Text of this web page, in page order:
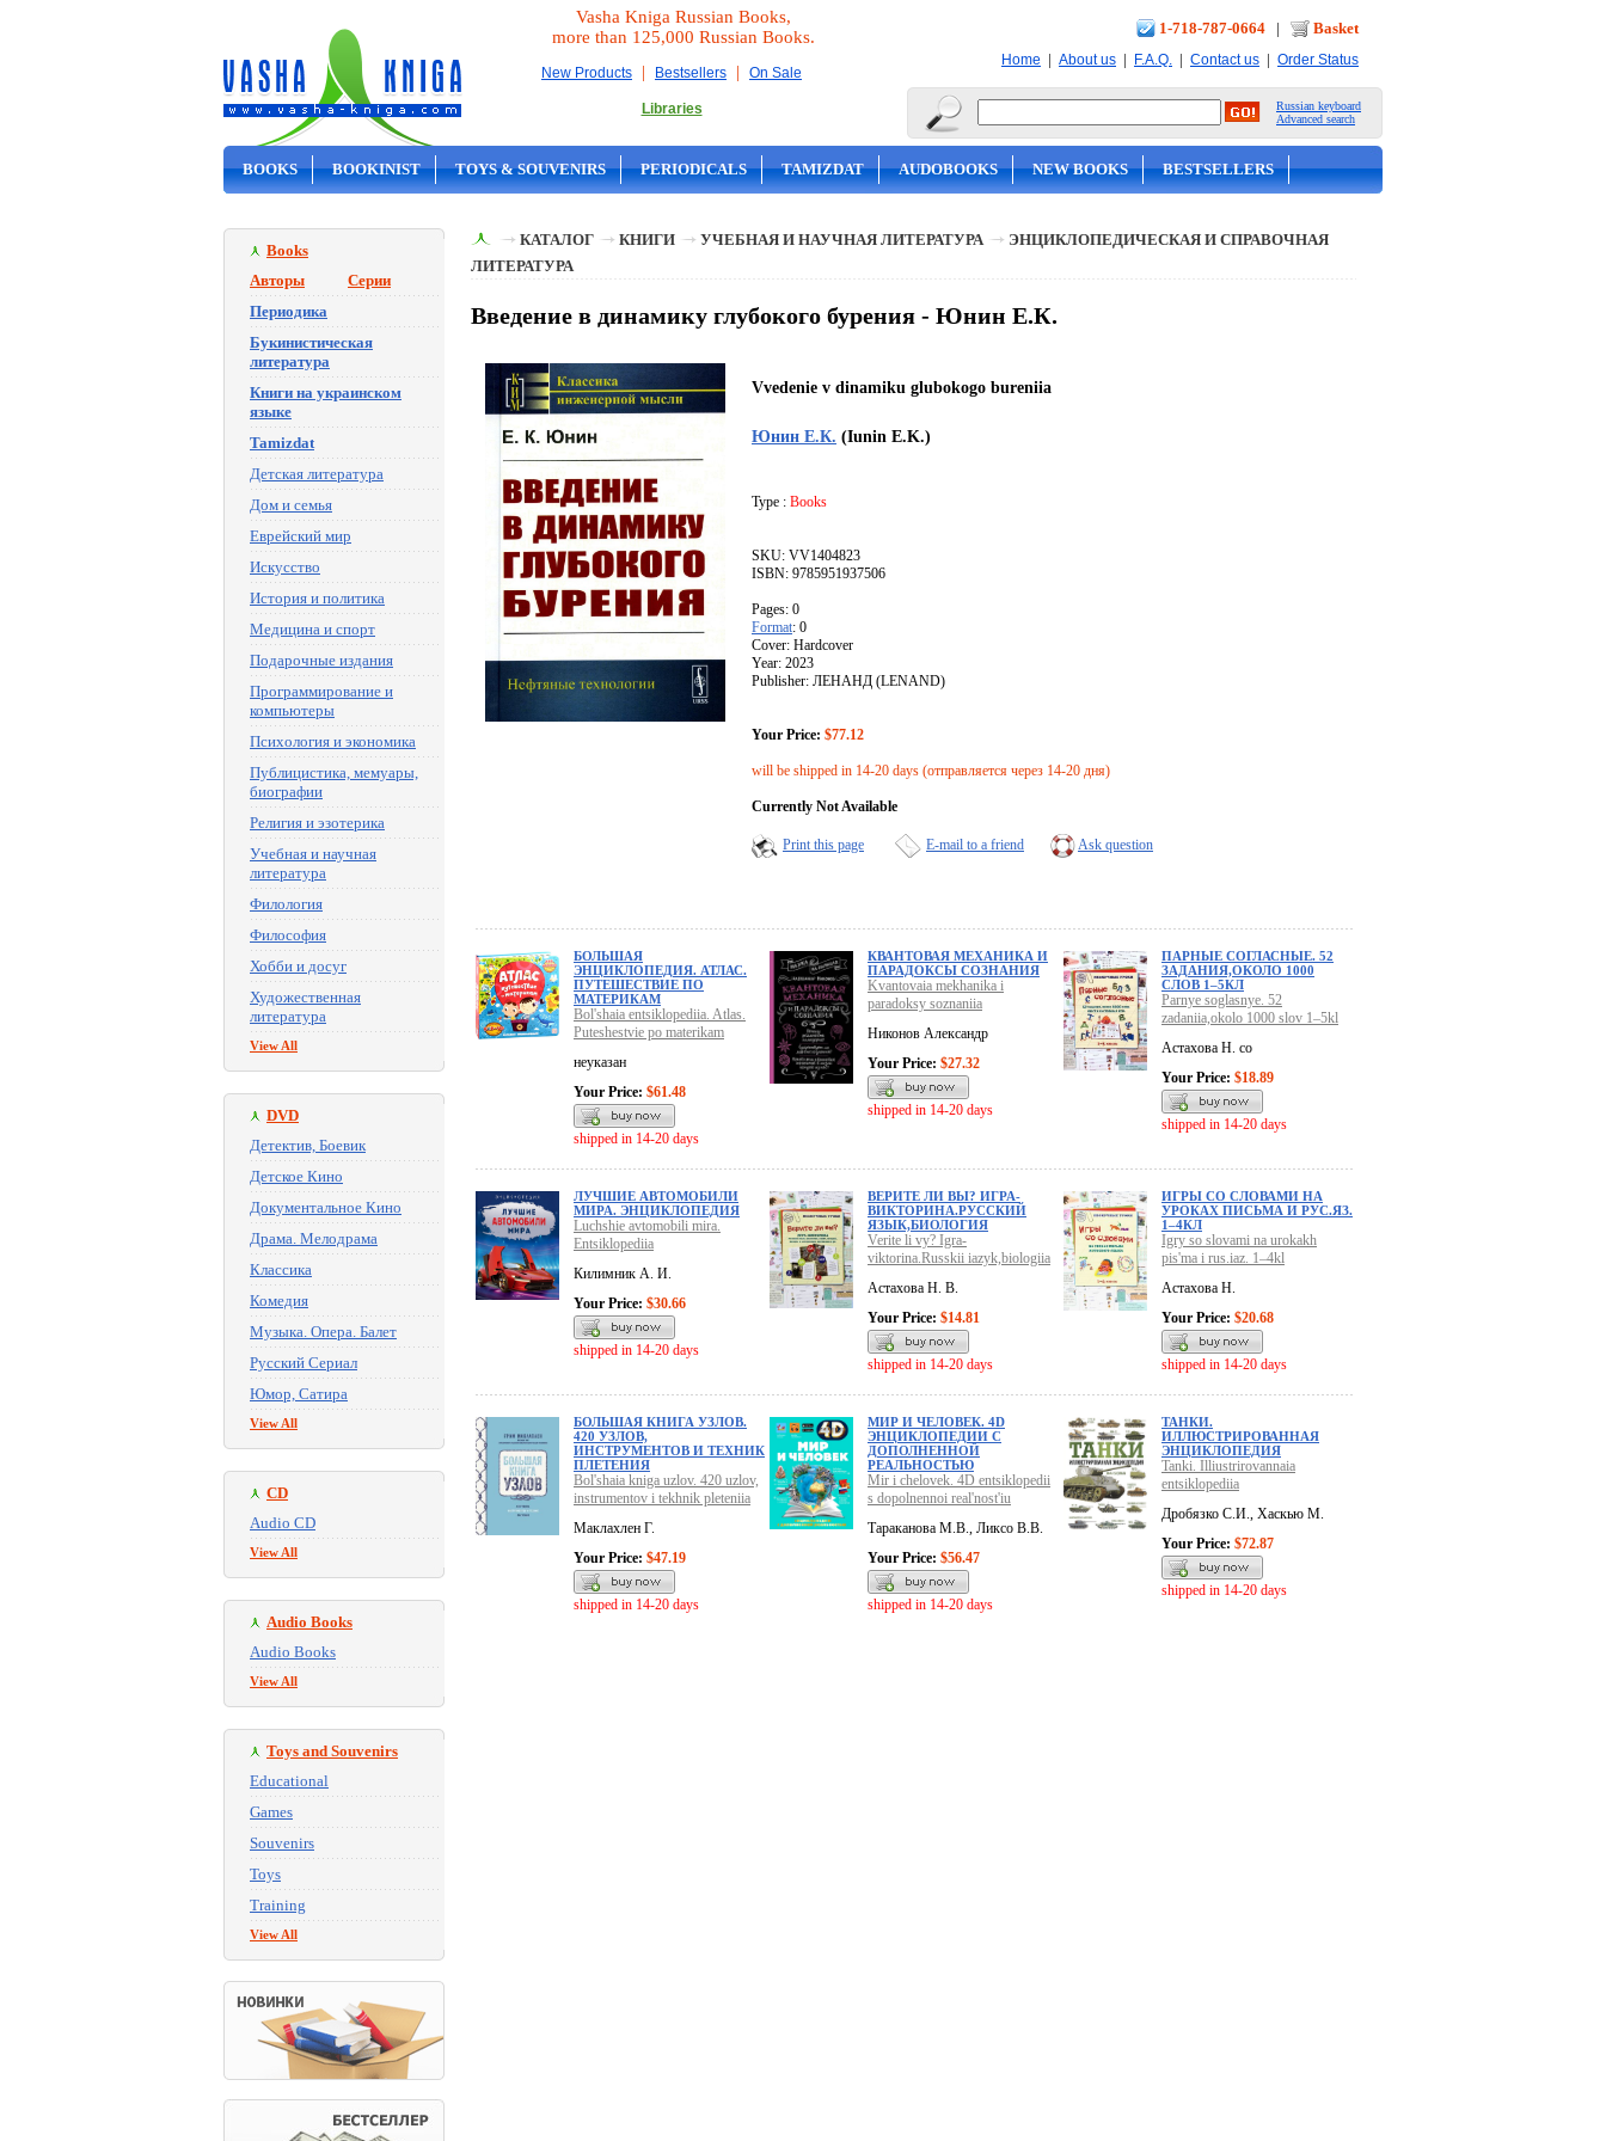
Vasha Kniga Russian Books,
more than 125,000 Russian Books.
New Products | Bestsellers | On Sale
Libraries
1-718-787-0664 | Basket
Home | About us | F.A.Q. | Contact us | Order Status
Russian keyboard
Advanced search
BOOKS BOOKINIST TOYS & SOUVENIRS PERIODICALS TAMIZDAT AUDOBOOKS NEW BOOKS BESTSELLERS
Books
Авторы
Серии
Периодика
Букинистическая
литература
Книги на украинском
языке
Tamizdat
Детская литература
Дом и семья
Еврейский мир
Искусство
История и политика
Медицина и спорт
Подарочные издания
Программирование и
компьютеры
Психология и экономика
Публицистика, мемуары,
биографии
Религия и эзотерика
Учебная и научная
литература
Филология
Философия
Хобби и досуг
Художественная
литература
View All
DVD
Детектив, Боевик
Детское Кино
Документальное Кино
Драма. Мелодрама
Классика
Комедия
Музыка. Опера. Балет
Русский Сериал
Юмор, Сатира
View All
CD
Audio CD
View All
Audio Books
Audio Books
View All
Toys and Souvenirs
Educational
Games
Souvenirs
Toys
Training
View All
КАТАЛОГ КНИГИ УЧЕБНАЯ И НАУЧНАЯ ЛИТЕРАТУРА
ЭНЦИКЛОПЕДИЧЕСКАЯ И СПРАВОЧНАЯ
ЛИТЕРАТУРА
Введение в динамику глубокого бурения - Юнин Е.К.
Vvedenie v dinamiku glubokogo bureniia
Юнин Е.К. (Iunin E.K.)
Type : Books
SKU: VV1404823
ISBN: 9785951937506
Pages: 0
Format: 0
Cover: Hardcover
Year: 2023
Publisher: ЛЕНАНД (LENAND)
Your Price: $77.12
will be shipped in 14-20 days (отправляется через 14-20 дня)
Currently Not Available
Print this page E-mail to a friend Ask question
БОЛЬШАЯ
ЭНЦИКЛОПЕДИЯ. АТЛАС.
ПУТЕШЕСТВИЕ ПО
МАТЕРИКАМ
Bol'shaia entsiklopediia. Atlas.
Puteshestvie po materikam
неуказан
Your Price: $61.48
shipped in 14-20 days
КВАНТОВАЯ МЕХАНИКА И
ПАРАДОКСЫ СОЗНАНИЯ
Kvantovaia mekhanika i
paradoksy soznaniia
Никонов Александр
Your Price: $27.32
shipped in 14-20 days
ПАРНЫЕ СОГЛАСНЫЕ. 52
ЗАДАНИЯ,ОКОЛО 1000
СЛОВ 1–5КЛ
Parnye soglasnye. 52
zadaniia,okolo 1000 slov 1–5kl
Астахова Н. со
Your Price: $18.89
shipped in 14-20 days
ЛУЧШИЕ АВТОМОБИЛИ
МИРА. ЭНЦИКЛОПЕДИЯ
Luchshie avtomobili mira.
Entsiklopediia
Килимник А. И.
Your Price: $30.66
shipped in 14-20 days
ВЕРИТЕ ЛИ ВЫ? ИГРА-
ВИКТОРИНА.РУССКИЙ
ЯЗЫК,БИОЛОГИЯ
Verite li vy? Igra-
viktorina.Russkii iazyk,biologiia
Астахова Н. В.
Your Price: $14.81
shipped in 14-20 days
ИГРЫ СО СЛОВАМИ НА
УРОКАХ ПИСЬМА И РУС.ЯЗ.
1–4КЛ
Igry so slovami na urokakh
pis'ma i rus.iaz. 1–4kl
Астахова Н.
Your Price: $20.68
shipped in 14-20 days
БОЛЬШАЯ КНИГА УЗЛОВ.
420 УЗЛОВ,
ИНСТРУМЕНТОВ И ТЕХНИК
ПЛЕТЕНИЯ
Bol'shaia kniga uzlov. 420 uzlov,
instrumentov i tekhnik pleteniia
Маклахлен Г.
Your Price: $47.19
shipped in 14-20 days
МИР И ЧЕЛОВЕК. 4D
ЭНЦИКЛОПЕДИИ С
ДОПОЛНЕННОЙ
РЕАЛЬНОСТЬЮ
Mir i chelovek. 4D entsiklopedii
s dopolnennoi real'nost'iu
Тараканова М.В., Ликсо В.В.
Your Price: $56.47
shipped in 14-20 days
ТАНКИ.
ИЛЛЮСТРИРОВАННАЯ
ЭНЦИКЛОПЕДИЯ
Tanki. Illiustrirovannaia
entsiklopediia
Дробязко С.И., Хаскью М.
Your Price: $72.87
shipped in 14-20 days